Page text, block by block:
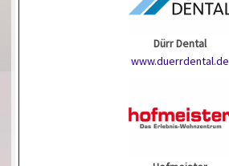
Dürr Dental
www.duerrdental.de